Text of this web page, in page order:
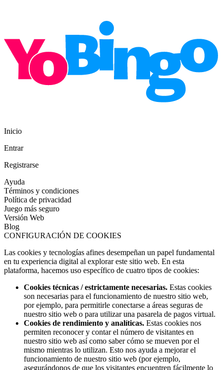
Inicio
Entrar
Registrarse
Ayuda
Términos y condiciones
Política de privacidad
Juego más seguro
Versión Web
Blog
CONFIGURACIÓN DE COOKIES
Las cookies y tecnologías afines desempeñan un papel fundamental
en tu experiencia digital al explorar este sitio web. En esta
plataforma, hacemos uso específico de cuatro tipos de cookies:
Cookies técnicas / estrictamente necesarias. Estas cookies
son necesarias para el funcionamiento de nuestro sitio web,
por ejemplo, para permitirle conectarse a áreas seguras de
nuestro sitio web o para utilizar una pasarela de pagos virtual.
Cookies de rendimiento y analíticas. Estas cookies nos
permiten reconocer y contar el número de visitantes en
nuestro sitio web así como saber cómo se mueven por el
mismo mientras lo utilizan. Esto nos ayuda a mejorar el
funcionamiento de nuestro sitio web (por ejemplo,
asegurándonos de que los visitantes encuentren fácilmente lo